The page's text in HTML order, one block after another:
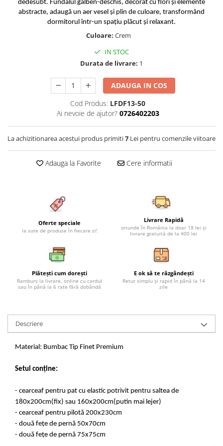
Cearceaf cu elastic 4 piese
Cearceaf normal 6 piese
Bumbac Neted Nesatinat
Bumbac 100% Poplin Hobby
Lenjerii Satin Premium
Lenjerii Jacquard
Lenjerii Matase
Lenjerii pentru PASTE
Set Lenjerie + Draperii Pat Dublu
Huse De Pat Tricotate 160x200cm
Huse De Pat Tricotate 180x200cm
Huse Impermeabile 160x200cm
Huse Impermeabile 180x200cm
dedesubt. Fundalul galben-deschis, decorat cu flori și elemente
abstracte, adaugă un aer vesel și plin de culoare, transformând
dormitorul într-un spațiu plăcut și relaxant.
Culoare: Crem
IN STOC
Durata de livrare: 1
ADAUGA IN COS
Cod Produs: LFDF13-50
Ai nevoie de ajutor? 0726402203
La achizitionarea acestui produs primiti7 Lei pentru comenzile viitoare
Adauga la Favorite Cere informatii
Oferte speciale
la sute de produse în fiecare zi!
Livrare Rapidă
oriunde în România la doar 18 lei și
livrare gratuită de la 400 lei
Plătești cum dorești
Ramburs la livrare, online cu cardul
sau în până la 6 rate fără dobândă
E ok să te răzgândești
Retur simplu și rapid în până la 14
zile
Descriere
Material: Bumbac Tip Finet Premium
Setul conține:
- cearceaf pentru pat cu elastic potrivit pentru saltea de
180x200cm(fix) sau 160x200cm(putin mai lejer)
- cearceaf pentru pilotă 200x230cm
- două fețe de pernă 50x70cm
- două fețe de pernă 75x75cm